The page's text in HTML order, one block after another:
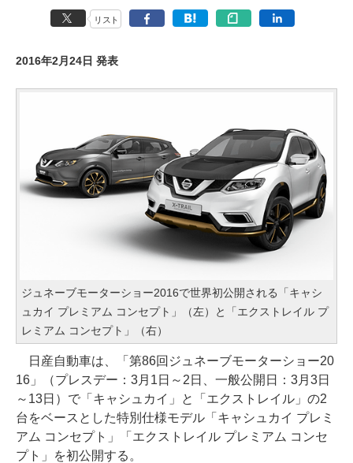
リスト
2016年2月24日 発表
ジュネーブモーターショー2016で世界初公開される「キャシ
ュカイ プレミアム コンセプト」（左）と「エクストレイル プ
レミアム コンセプト」（右）
日産自動車は、「第86回ジュネーブモーターショー20
16」（プレスデー：3月1日～2日、一般公開日：3月3日
～13日）で「キャシュカイ」と「エクストレイル」の2
台をベースとした特別仕様モデル「キャシュカイ プレミ
アム コンセプト」「エクストレイル プレミアム コンセ
プト」を初公開する。